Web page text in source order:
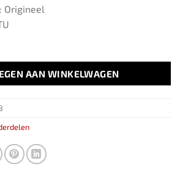
Origineel
AAN WINKELWAGEN